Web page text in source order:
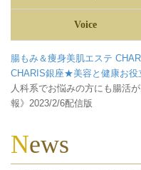
Voice
腸もみ＆痩身美肌エステ
CHARIS銀座★美容と健康お役
人科系でお悩みの方にも腸活
報》2023/2/6配信版
News